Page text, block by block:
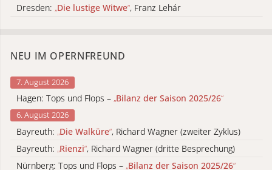
Dresden: „Die lustige Witwe“, Franz Lehár
NEU IM OPERNFREUND
7. August 2026
Hagen: Tops und Flops – „Bilanz der Saison 2025/26“
6. August 2026
Bayreuth: „Die Walküre“, Richard Wagner (zweiter Zyklus)
Bayreuth: „Rienzi“, Richard Wagner (dritte Besprechung)
Nürnberg: Tops und Flops – „Bilanz der Saison 2025/26“